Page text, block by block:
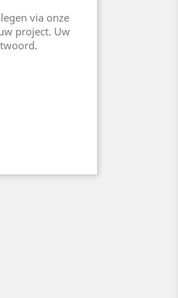
via onze
project. Uw